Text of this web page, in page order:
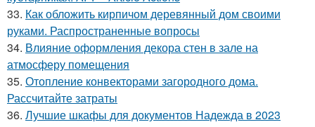
33. Как обложить кирпичом деревянный дом своими
руками. Распространенные вопросы
34. Влияние оформления декора стен в зале на
атмосферу помещения
35. Отопление конвекторами загородного дома.
Рассчитайте затраты
36. Лучшие шкафы для документов Надежда в 2023